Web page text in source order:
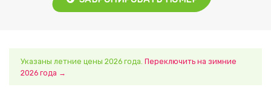
Указаны летние цены 2026 года. Переключить на зимние
2026 года →